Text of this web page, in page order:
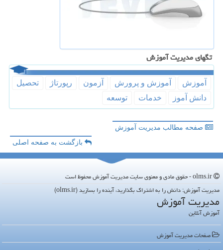
تگهای مدیریت آموزش
آموزش آموزش و پرورش آزمون رپورتاژ
تحصیل
دانش آموز
خدمات توسعه
صفحه مطالب مدیریت آموزش
بازگشت به صفحه اصلی
مدیریت آموزش: دانش را به اشتراک بگذارید، آینده را بسازید (olms.ir)
مدیریت آموزش
آموزش آنلاین
صفحات مدیریت آموزش